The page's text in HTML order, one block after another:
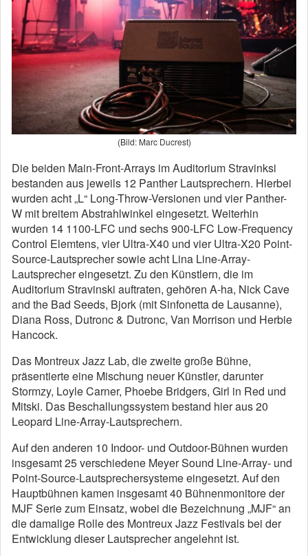
(Bild: Marc Ducrest)
Die beiden Main-Front-Arrays im Auditorium Stravinksi
bestanden aus jeweils 12 Panther Lautsprechern. Hierbei
wurden acht „L“ Long-Throw-Versionen und vier Panther-
W mit breitem Abstrahlwinkel eingesetzt. Weiterhin
wurden 14 1100-LFC und sechs 900-LFC Low-Frequency
Control Elemtens, vier Ultra-X40 und vier Ultra-X20 Point-
Source-Lautsprecher sowie acht Lina Line-Array-
Lautsprecher eingesetzt. Zu den Künstlern, die im
Auditorium Stravinski auftraten, gehören A-ha, Nick Cave
and the Bad Seeds, Bjork (mit Sinfonetta de Lausanne),
Diana Ross, Dutronc & Dutronc, Van Morrison und Herbie
Hancock.
Das Montreux Jazz Lab, die zweite große Bühne,
präsentierte eine Mischung neuer Künstler, darunter
Stormzy, Loyle Carner, Phoebe Bridgers, Girl in Red und
Mitski. Das Beschallungssystem bestand hier aus 20
Leopard Line-Array-Lautsprechern.
Auf den anderen 10 Indoor- und Outdoor-Bühnen wurden
insgesamt 25 verschiedene Meyer Sound Line-Array- und
Point-Source-Lautsprechersysteme eingesetzt. Auf den
Hauptbühnen kamen insgesamt 40 Bühnenmonitore der
MJF Serie zum Einsatz, wobei die Bezeichnung „MJF“ an
die damalige Rolle des Montreux Jazz Festivals bei der
Entwicklung dieser Lautsprecher angelehnt ist.